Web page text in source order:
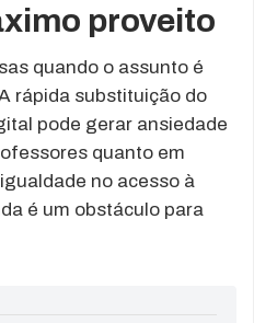
proveito
quando o assunto é
rápida substituição do
pode gerar ansiedade
quanto em
no acesso à
é um obstáculo para